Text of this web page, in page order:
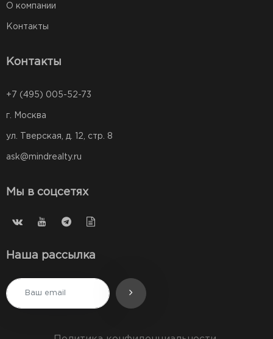
О компании
Контакты
Контакты
+7 (495) 005-52-73
г. Москва
ул. Тверская, д. 12, стр. 8
ask@mindrealty.ru
Мы в соцсетях
Наша рассылка